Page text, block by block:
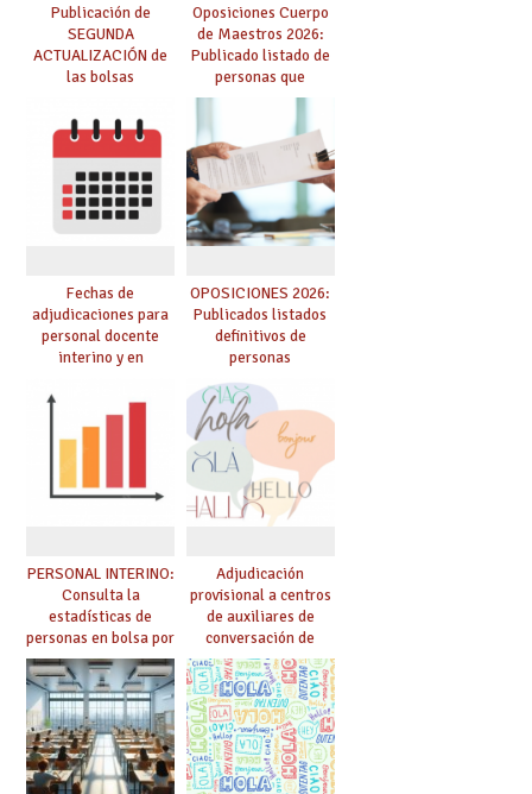
Publicación de
SEGUNDA
ACTUALIZACIÓN de
las bolsas
Cuerpo de Maestros
de especialidades
convocadas a
oposición
Oposiciones Cuerpo
de Maestros 2026:
Publicado listado de
personas que
adquieren nueva
especialidad
Fechas de
adjudicaciones para
personal docente
interino y en
debes saber
OPOSICIONES 2026:
Publicados listados
definitivos de
personas
seleccionadas. ¿Qué
hacer ahora si he
obtenido plaza?
PERSONAL INTERINO:
Consulta la
estadísticas de
personas en bolsa por
cuerpo, especialidad
y tipo de bolsa para
el curso 26/27
Adjudicación
provisional a centros
de auxiliares de
conversación de
inglés y francés